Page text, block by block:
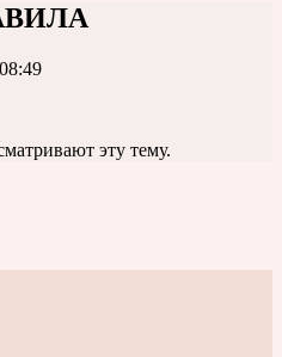
эту тему.